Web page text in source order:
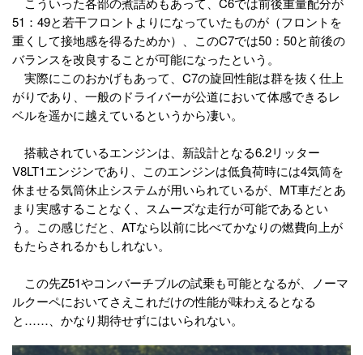
51：49と若干フロントよりになっていたものが（フロントを
重くして接地感を得るためか）、このC7では50：50と前後の
バランスを改良することが可能になったという。
実際にこのおかげもあって、C7の旋回性能は群を抜く仕上
がりであり、一般のドライバーが公道において体感できるレ
ベルを遥かに越えているというから凄い。
搭載されているエンジンは、新設計となる6.2リッター
V8LT1エンジンであり、このエンジンは低負荷時には4気筒を
休ませる気筒休止システムが用いられているが、MT車だとあ
まり実感することなく、スムーズな走行が可能であるとい
う。この感じだと、ATなら以前に比べてかなりの燃費向上が
もたらされるかもしれない。
この先Z51やコンバーチブルの試乗も可能となるが、ノーマ
ルクーペにおいてさえこれだけの性能が味わえるとなる
と……、かなり期待せずにはいられない。